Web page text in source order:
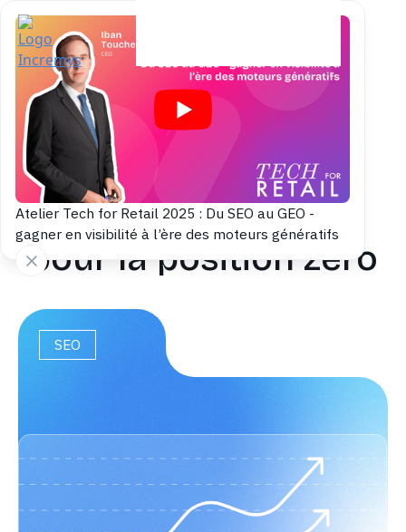
Atelier Tech for Retail 2025 : Du SEO au GEO -
gagner en visibilité à l’ère des moteurs génératifs
Back to blog
Guide 2026 des
extraits optimisés
pour la position zéro
SEO